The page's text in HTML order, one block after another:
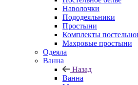
Наволочки
Пододеяльники
Простыни
Комплекты
Махровые простыни
Одеяла
Ванна
Назад
Ванна